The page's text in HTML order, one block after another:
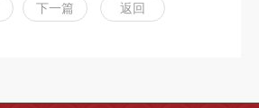
下一篇 返回